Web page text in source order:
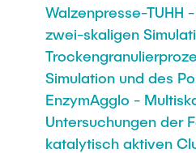
Walzenpresse-TUHH
zwei-skaligen
Simulation und des
EnzymAgglo -
Untersuchungen der
katalytisch aktiven